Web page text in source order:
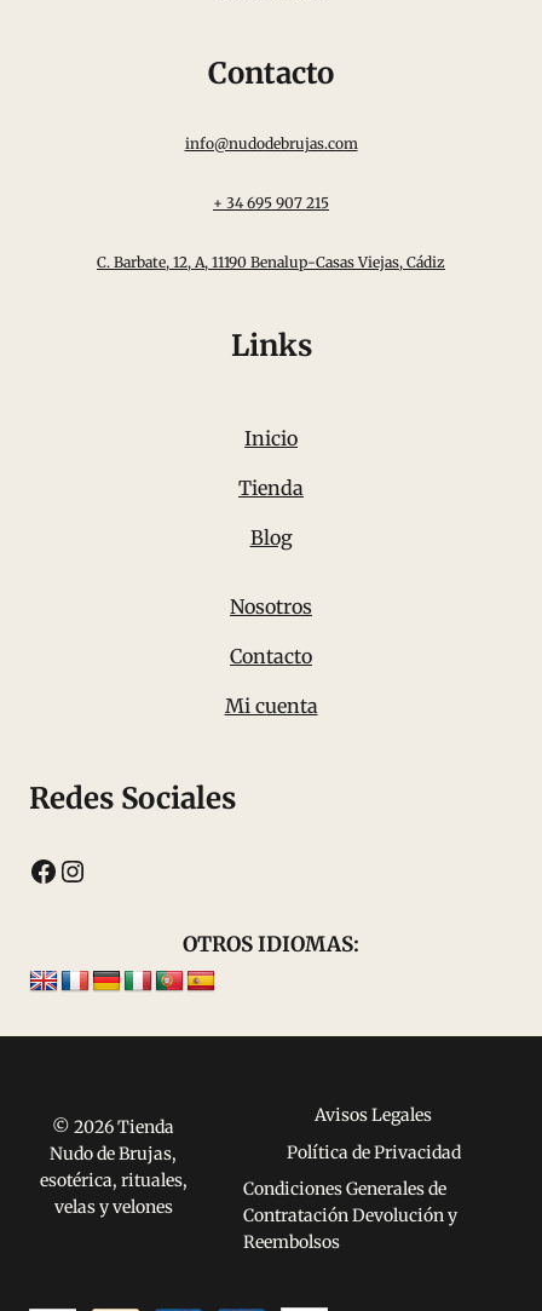
Contacto
info@nudodebrujas.com
+ 34 695 907 215
C. Barbate, 12, A, 11190 Benalup-Casas Viejas, Cádiz
Links
Inicio
Tienda
Blog
Nosotros
Contacto
Mi cuenta
Redes Sociales
Facebook
Instagram
OTROS IDIOMAS:
© 2026 Tienda
Nudo de Brujas,
esotérica, rituales,
velas y velones
Avisos Legales
Política de Privacidad
Condiciones Generales de
Contratación Devolución y
Reembolsos